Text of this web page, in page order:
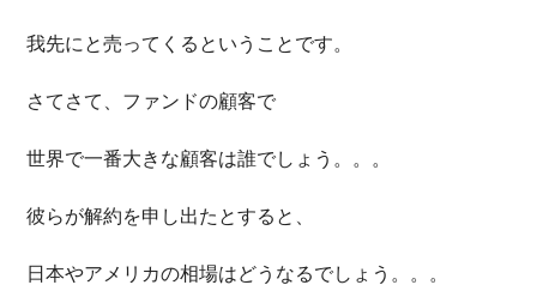
我先にと売ってくるということです。
さてさて、ファンドの顧客で
世界で一番大きな顧客は誰でしょう。。。
彼らが解約を申し出たとすると、
日本やアメリカの相場はどうなるでしょう。。。